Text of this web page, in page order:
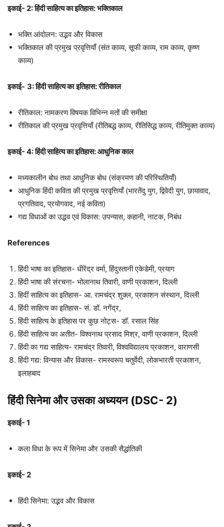
इकाई- 2: हिंदी साहित्य का इतिहास: भक्तिकाल
भक्ति आंदोलन: उद्भव और विकास
भक्तिकाल की प्रमुख प्रवृत्तियाँ (संत काव्य, सूफी काव्य, राम काव्य, कृष्ण
काव्य)
इकाई- 3: हिंदी साहित्य का इतिहास: रीतिकाल
रीतिकाल: नामकरण विषयक विभिन्‍न मतों की समीक्षा
रीतिकाल की प्रमुख प्रवृत्तियाँ (रीतिबद्ध काव्य, रीतिसिद्ध काव्य, रीतिमुक्त काव्य)
इकाई- 4: हिंदी साहित्य का इतिहास: आधुनिक काल
मध्यकालीन बोध तथा आधुनिक बोध (संक्रमण की परिस्थितियाँ)
आधुनिक हिंदी कविता की प्रमुख प्रवृत्तियाँ (भारतेंदु युग, द्विवेदी युग, छायावाद,
प्रगतिवाद, प्रयोगवाद, नई कविता)
गद्य विधाओं का उद्भव एवं विकास: उपन्यास, कहानी, नाटक, निबंध
References
हिंदी भाषा का इतिहास- धीरेंद्र वर्मा, हिंदुस्तानी एकेडेमी, प्रयाग
हिंदी भाषा की संरचना- भोलानाथ तिवारी, वाणी प्रकाशन, दिल्ली
हिदीं साहित्य का इतिहास- आ. रामचंद्र शुक्ल, प्रकाशन संस्थान, दिल्ली
हिंदी साहित्य का इतिहास- सं. डॉ. नगेंद्र,
हिंदी साहित्य के इतिहास पर कुछ नोट्स- डॉ. रसाल सिंह
हिंदी साहित्य का अतीत- विश्वनाथ प्रसाद मिश्र, वाणी प्रकाशन, दिल्ली
हिंदी का गद्य साहित्य- रामचंद्र तिवारी, विश्वविद्यालय प्रकाशन, वाराणसी
हिंदी गद्य: विन्यास और विकास- रामस्वरूप चतुर्वेदी, लोकभारती प्रकाशन,
इलाहबाद
हिंदी सिनेमा और उसका अध्ययन (DSC- 2)
इकाई- 1
कला विधा के रूप में सिनेमा और उसकी सैद्धांतिकी
इकाई- 2
हिंदी सिनेमा: उद्भव और विकास